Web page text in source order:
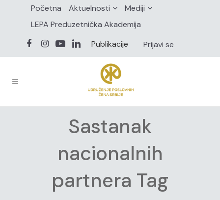
Početna Aktuelnosti
Mediji
LEPA Preduzetnička Akademija
Publikacije
Prijavi se
Sastanak
nacionalnih
partnera Tag